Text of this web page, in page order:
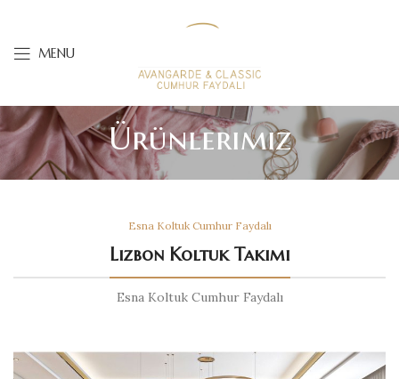
MENU
Ürünlerimiz
Esna Koltuk Cumhur Faydalı
Lizbon Koltuk Takımı
Esna Koltuk Cumhur Faydalı